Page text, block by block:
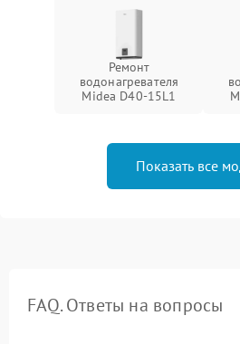
Ремонт
водонагревателя
Midea D40-15L1
Показать все
FAQ. Ответы на вопросы